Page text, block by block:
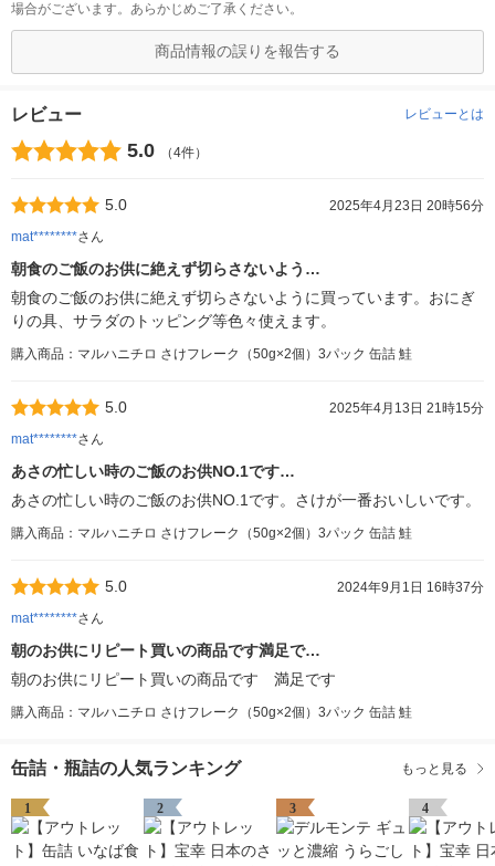
場合がございます。あらかじめご了承ください。
商品情報の誤りを報告する
レビュー レビューとは
5.0 （4件）
5.0
2025年4月23日 20時56分
mat********さん
朝食のご飯のお供に絶えず切らさないよう…
朝食のご飯のお供に絶えず切らさないように買っています。おにぎ
りの具、サラダのトッピング等色々使えます。
購入商品：マルハニチロ さけフレーク（50g×2個）3パック 缶詰 鮭
5.0
2025年4月13日 21時15分
mat********さん
あさの忙しい時のご飯のお供NO.1です…
あさの忙しい時のご飯のお供NO.1です。さけが一番おいしいです。
購入商品：マルハニチロ さけフレーク（50g×2個）3パック 缶詰 鮭
5.0
2024年9月1日 16時37分
mat********さん
朝のお供にリピート買いの商品です満足で…
朝のお供にリピート買いの商品です 満足です
購入商品：マルハニチロ さけフレーク（50g×2個）3パック 缶詰 鮭
缶詰・瓶詰の人気ランキング もっと見る
1 2 3 4